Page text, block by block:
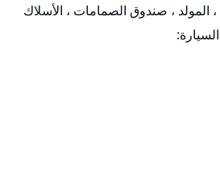
المولد ، صندوق الصمامات ، الأسلاك